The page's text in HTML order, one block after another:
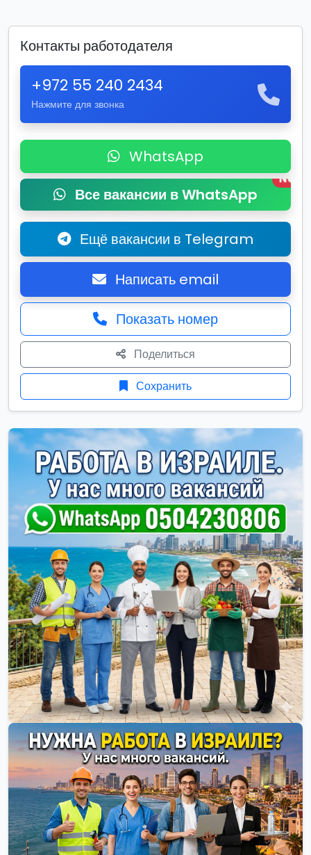
Контакты работодателя
+972 55 240 2434
Нажмите для звонка
WhatsApp
Все вакансии в WhatsApp
New
Ещё вакансии в Telegram
Написать email
Показать номер
Поделиться
Сохранить